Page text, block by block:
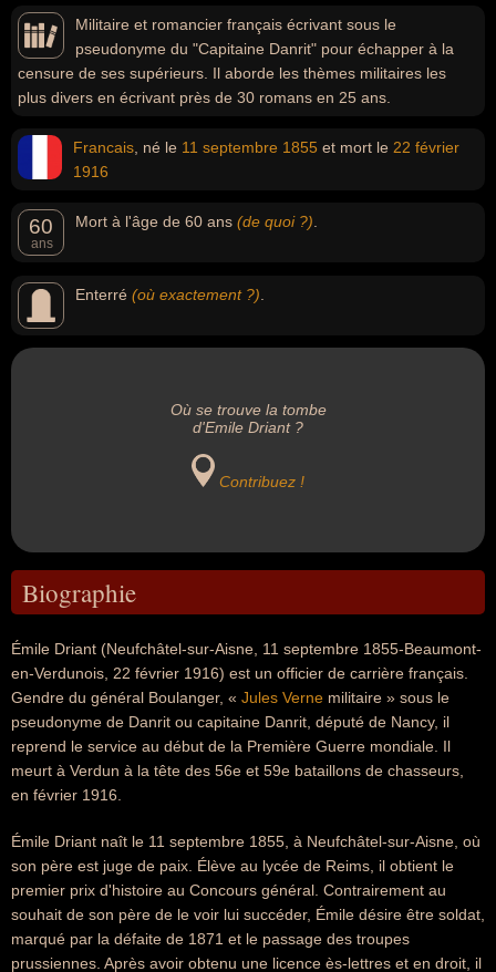
Militaire et romancier français écrivant sous le
pseudonyme du "Capitaine Danrit" pour échapper à la
censure de ses supérieurs. Il aborde les thèmes militaires les
plus divers en écrivant près de 30 romans en 25 ans.
Francais , né le 11 septembre 1855 et mort le 22 février
1916
60
ans
Mort à l'âge de 60 ans (de quoi ?)
Enterré (où exactement ?)
Où se trouve la tombe
d'Emile Driant ?
Contribuez !
Biographie
Émile Driant (Neufchâtel-sur-Aisne, 11 septembre 1855-Beaumont-
en-Verdunois, 22 février 1916) est un officier de carrière français.
Gendre du général Boulanger, « Jules Verne militaire » sous le
pseudonyme de Danrit ou capitaine Danrit, député de Nancy, il
reprend le service au début de la Première Guerre mondiale. Il
meurt à Verdun à la tête des 56e et 59e bataillons de chasseurs,
en février 1916.
Émile Driant naît le 11 septembre 1855, à Neufchâtel-sur-Aisne, où
son père est juge de paix. Élève au lycée de Reims, il obtient le
premier prix d'histoire au Concours général. Contrairement au
souhait de son père de le voir lui succéder, Émile désire être soldat,
marqué par la défaite de 1871 et le passage des troupes
prussiennes. Après avoir obtenu une licence ès-lettres et en droit, il